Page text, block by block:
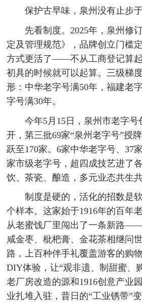
保护古早味，泉州没有止步于
先看制度。2025年，泉州修
定及管理规范》，品牌创立门槛
方式更活了——不从工商登记算
初具的时候就可以起算。三级梯
形：中华老字号满50年，福建老
字号满30年。
今年5月15日，泉州市老字号
开，第三批69家“泉州老字号”授
跃至170家。6家中华老字号、37
家市级老字号，超四成技艺进了
饮、茶瓷、酿造，多元业态共生共
制度是硬的，活化的招数是
个样本。这家始于1916年的百年
从老蜜饯厂里闯出了一条新路——
咸金枣、枇杷膏、金花茶相继问
路，上百种伴手礼覆盖游客的购
DIY体验，让“观非遗、制甜蜜、
老厂房改造的源和1916创意产业
业扎堆入驻，昔日的“工业锈带”变